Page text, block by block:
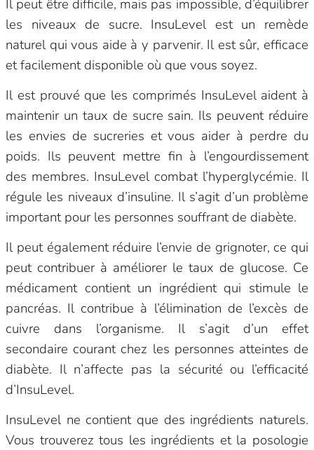
Il peut être difficile, mais pas impossible, d’équilibrer
les niveaux de sucre. InsuLevel est un remède
naturel qui vous aide à y parvenir. Il est sûr, efficace
et facilement disponible où que vous soyez.
Il est prouvé que les comprimés InsuLevel aident à
maintenir un taux de sucre sain. Ils peuvent réduire
les envies de sucreries et vous aider à perdre du
poids. Ils peuvent mettre fin à l’engourdissement
des membres. InsuLevel combat l’hyperglycémie. Il
régule les niveaux d’insuline. Il s’agit d’un problème
important pour les personnes souffrant de diabète.
Il peut également réduire l’envie de grignoter, ce qui
peut contribuer à améliorer le taux de glucose. Ce
médicament contient un ingrédient qui stimule le
pancréas. Il contribue à l’élimination de l’excès de
cuivre dans l’organisme. Il s’agit d’un effet
secondaire courant chez les personnes atteintes de
diabète. Il n’affecte pas la sécurité ou l’efficacité
d’InsuLevel.
InsuLevel ne contient que des ingrédients naturels.
Vous trouverez tous les ingrédients et la posologie